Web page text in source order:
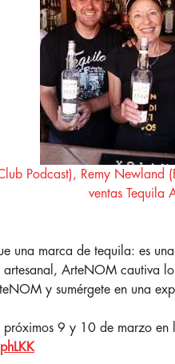
Podcast), Remy
ventas Tequila
una marca de tequila: es
artesanal, ArteNOM cautiva
y sumérgete en una
próximos 9 y 10 de marzo